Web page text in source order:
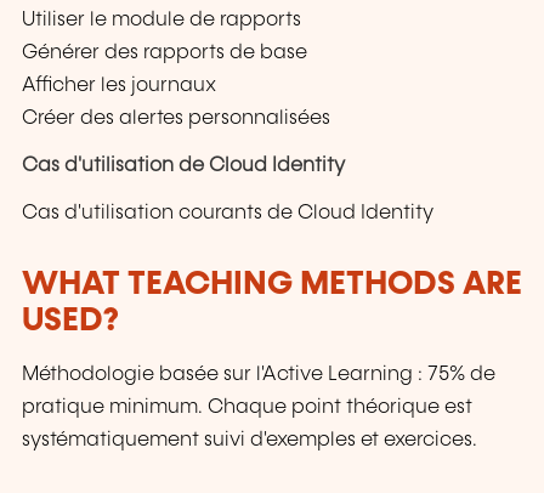
Utiliser le module de rapports
Générer des rapports de base
Afficher les journaux
Créer des alertes personnalisées
Cas d'utilisation de Cloud Identity
Cas d'utilisation courants de Cloud Identity
WHAT TEACHING METHODS ARE
USED?
Méthodologie basée sur l'Active Learning : 75% de
pratique minimum. Chaque point théorique est
systématiquement suivi d'exemples et exercices.